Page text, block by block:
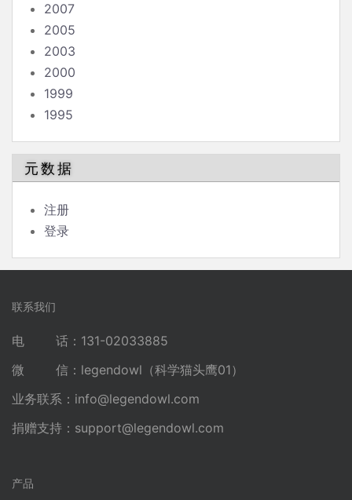
2007
2005
2003
2000
1999
1995
元数据
注册
登录
联系我们
电 话：131-02033885
微 信：legendowl（科学猫头鹰01）
业务联系： info@legendowl.com
捐赠支持： support@legendowl.com
产品